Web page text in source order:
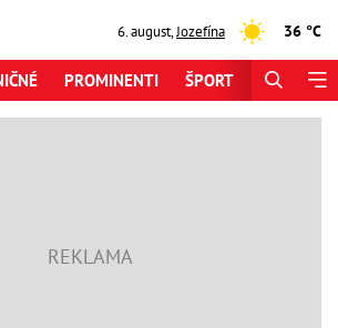
6. august,Jozefína 36 °C
PROMINENTI ŠPORT